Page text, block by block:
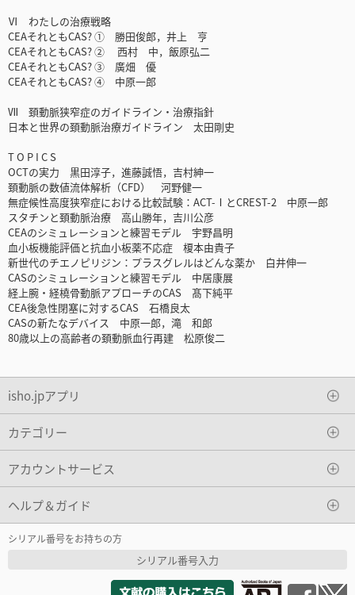
Ⅵ わたしの治療戦略
CEAそれともCAS? ① 勝田俊郎，井上 亨
CEAそれともCAS? ② 西村 中，飯原弘二
CEAそれともCAS? ③ 廣畑 優
CEAそれともCAS? ④ 中原一郎
Ⅶ 頚動脈狭窄症のガイドライン・治療指針
日本と世界の頚動脈治療ガイドライン 太田剛史
T O P I C S
OCTの実力 黒田淳子，進藤誠悟，吉村紳一
頚動脈の数値流体解析（CFD） 河野健一
無症候性高度狭窄症における比較試験：ACT-ⅠとCREST-2 中原一郎
スタチンと頚動脈治療 高山勝年，吉川公彦
CEAのシミュレーションと練習モデル 宇野昌明
血小板機能評価と抗血小板薬不応症 榎本由貴子
新世代のチエノピリジン：プラスグレルはどんな薬か 白井伸一
CASのシミュレーションと練習モデル 中居康展
経上腕・経橈骨動脈アプローチのCAS 髙下純平
CEA後急性閉塞に対するCAS 石橋良太
CASの新たなデバイス 中原一郎，滝 和郎
80歳以上の高齢者の頚動脈血行再建 松原俊二
isho.jpアプリ
カテゴリー
アカウントサービス
ヘルプ＆ガイド
シリアル番号をお持ちの方
シリアル番号入力